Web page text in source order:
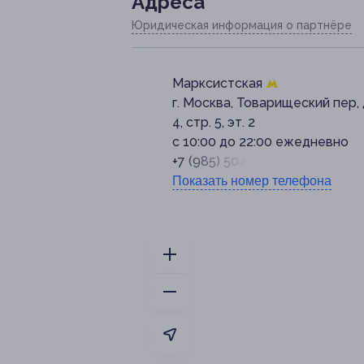
Юридическая информация о партнёре
Марксистская
г. Москва, Товарищеский пер,
4, стр. 5, эт. 2
с 10:00 до 22:00 ежедневно
+7 (985) 504-20-91
Показать номер телефона